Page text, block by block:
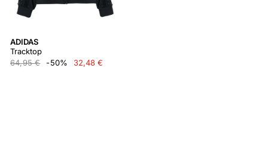
ADIDAS
Tracktop
64,95 €
-50% 32,48 €